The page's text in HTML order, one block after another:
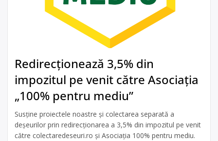
Redirecționează 3,5% din
impozitul pe venit către Asociația
„100% pentru mediu”
Susține proiectele noastre și colectarea separată a
deșeurilor prin redirecționarea a 3,5% din impozitul pe venit
către colectaredeseuri.ro și Asociația 100% pentru mediu.